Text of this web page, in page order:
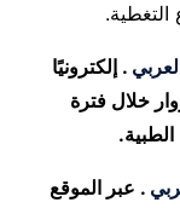
. إلكترونيًا
خلال فترة
. عبر الموقع